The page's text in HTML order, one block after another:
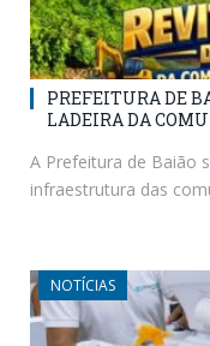
PREFEITURA DE
LADEIRA DA
A Prefeitura de Baião
infraestrutura das
NOTÍCIAS